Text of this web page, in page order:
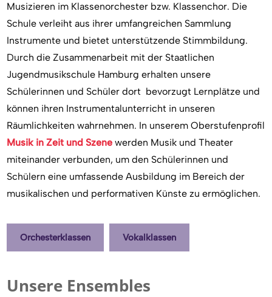
Musizieren im Klassenorchester bzw. Klassenchor. Die
Schule verleiht aus ihrer umfangreichen Sammlung
Instrumente und bietet unterstützende Stimmbildung.
Durch die Zusammenarbeit mit der Staatlichen
Jugendmusikschule Hamburg erhalten unsere
Schülerinnen und Schüler dort bevorzugt Lernplätze und
können ihren Instrumentalunterricht in unseren
Räumlichkeiten wahrnehmen. In unserem Oberstufenprofil
Musik in Zeit und Szenewerden Musik und Theater
miteinander verbunden, um den Schülerinnen und
Schülern eine umfassende Ausbildung im Bereich der
musikalischen und performativen Künste zu ermöglichen.
Orchesterklassen Vokalklassen
Unsere Ensembles